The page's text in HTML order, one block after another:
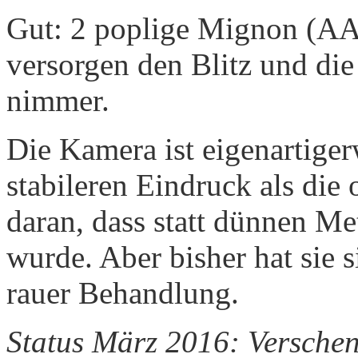
Gut: 2 poplige Mignon
versorgen den Blitz und
nimmer.
Die Kamera ist
stabileren Eindruck als
daran, dass statt dünnen
wurde. Aber bisher hat sie
rauer Behandlung.
Status März 2016: